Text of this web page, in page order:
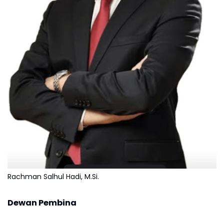
Rachman Salhul Hadi, M.Si.
Dewan Pembina